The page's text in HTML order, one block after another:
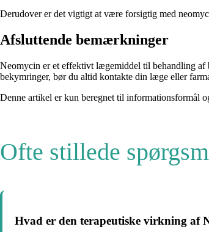
Derudover er det vigtigt at være forsigtig med
Afsluttende bemærkninger
Neomycin er et effektivt lægemiddel til behandling
bekymringer, bør du altid kontakte din læge eller
Denne artikel er kun beregnet til informationsformål
Ofte stillede
Hvad er den terapeutiske virkning af